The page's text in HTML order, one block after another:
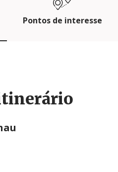
Pontos de interesse